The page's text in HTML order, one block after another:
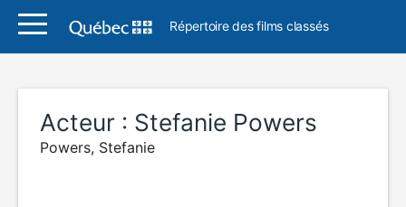
Répertoire des films classés
Acteur : Stefanie Powers
Powers, Stefanie